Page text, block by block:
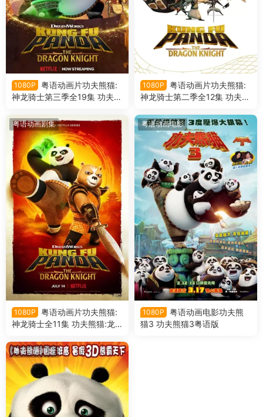
1080P
粤语动画片功夫熊猫:
神龙骑士第三季全19集 功夫熊
1080P
粤语动画片功夫熊猫:
神龙骑士第二季全12集 功夫熊
粤语动画剧集
1080P
粤语动画片功夫熊猫:
神龙骑士全11集 功夫熊猫:龙
粤语动画电影
1080P
粤语动画电影功夫熊
猫3 功夫熊猫3粤语版
粤语动画电影